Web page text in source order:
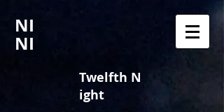
NI
NI
Twelfth N
ight